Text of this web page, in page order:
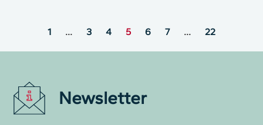
1 … 3 4 5 6 7 … 22
Newsletter